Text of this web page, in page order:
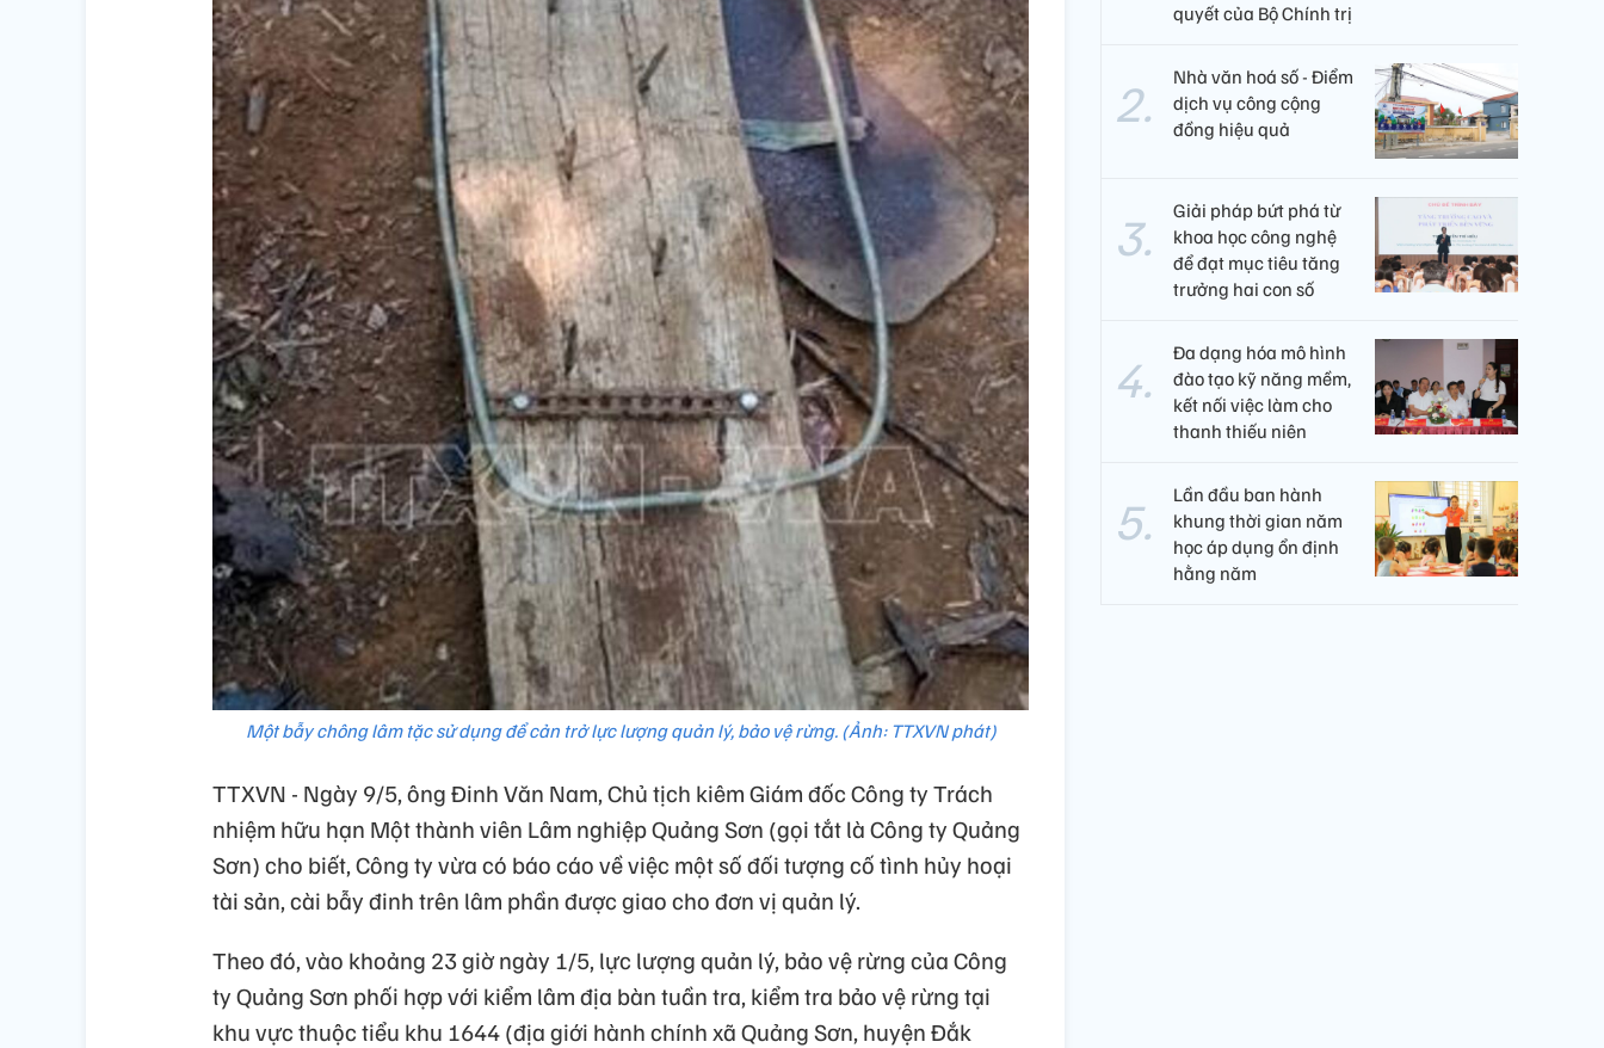
Một bẫy chông lâm tặc sử dụng để cản trở lực lượng quản lý, bảo vệ rừng. (Ảnh: TTXVN phát)
TTXVN - Ngày 9/5, ông Đinh Văn Nam, Chủ tịch kiêm Giám đốc Công ty Trách
nhiệm hữu hạn Một thành viên Lâm nghiệp Quảng Sơn (gọi tắt là Công ty Quảng
Sơn) cho biết, Công ty vừa có báo cáo về việc một số đối tượng cố tình hủy hoại
tài sản, cài bẫy đinh trên lâm phần được giao cho đơn vị quản lý.
Theo đó, vào khoảng 23 giờ ngày 1/5, lực lượng quản lý, bảo vệ rừng của Công
ty Quảng Sơn phối hợp với kiểm lâm địa bàn tuần tra, kiểm tra bảo vệ rừng tại
khu vực thuộc tiểu khu 1644 (địa giới hành chính xã Quảng Sơn, huyện Đắk
quyết của Bộ Chính trị
Nhà văn hoá số - Điểm
dịch vụ công cộng
đồng hiệu quả
Giải pháp bứt phá từ
khoa học công nghệ
để đạt mục tiêu tăng
trưởng hai con số
Đa dạng hóa mô hình
đào tạo kỹ năng mềm,
kết nối việc làm cho
thanh thiếu niên
Lần đầu ban hành
khung thời gian năm
học áp dụng ổn định
hằng năm